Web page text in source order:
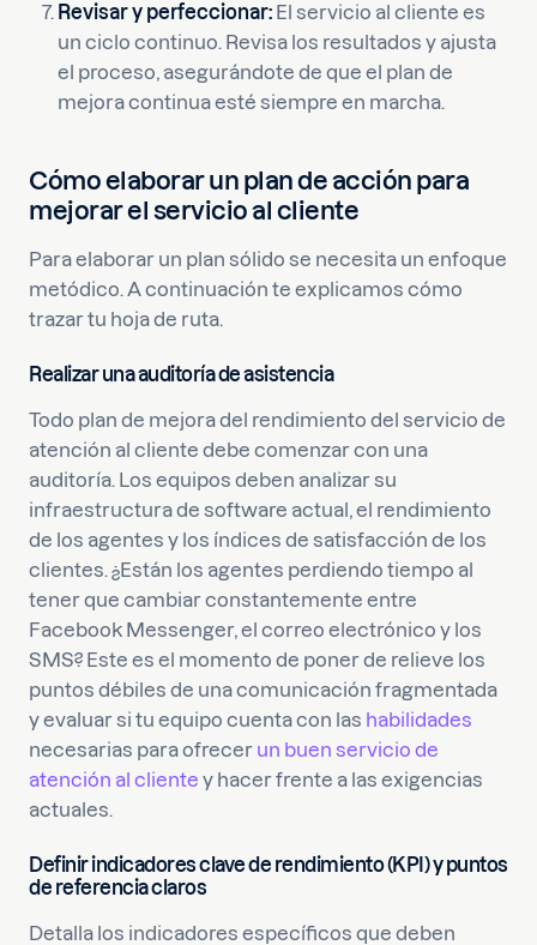
Revisar y perfeccionar: El servicio al cliente es
un ciclo continuo. Revisa los resultados y ajusta
el proceso, asegurándote de que el plan de
mejora continua esté siempre en marcha.
Cómo elaborar un plan de acción para
mejorar el servicio al cliente
Para elaborar un plan sólido se necesita un enfoque
metódico. A continuación te explicamos cómo
trazar tu hoja de ruta.
Realizar una auditoría de asistencia
Todo plan de mejora del rendimiento del servicio de
atención al cliente debe comenzar con una
auditoría. Los equipos deben analizar su
infraestructura de software actual, el rendimiento
de los agentes y los índices de satisfacción de los
clientes. ¿Están los agentes perdiendo tiempo al
tener que cambiar constantemente entre
Facebook Messenger, el correo electrónico y los
SMS? Este es el momento de poner de relieve los
puntos débiles de una comunicación fragmentada
y evaluar si tu equipo cuenta con las habilidades
necesarias para ofrecer un buen servicio de
atención al cliente y hacer frente a las exigencias
actuales.
Definir indicadores clave de rendimiento (KPI) y puntos
de referencia claros
Detalla los indicadores específicos que deben